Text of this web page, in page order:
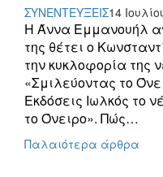
ΣΥΝΕΝΤΕΥΞΕΙΣ14
Η Άννα Εμμανουήλ
της θέτει ο
την κυκλοφορία της
«Σμιλεύοντας το
Εκδόσεις Ιωλκός το
το Όνειρο». Πώς…
Πλοήγηση
Παλαιότερα άρθρα